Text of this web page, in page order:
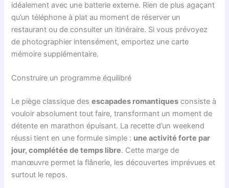
idéalement avec une batterie externe. Rien de plus agaçant
qu’un téléphone à plat au moment de réserver un
restaurant ou de consulter un itinéraire. Si vous prévoyez
de photographier intensément, emportez une carte
mémoire supplémentaire.
Construire un programme équilibré
Le piège classique desescapades romantiques consiste à
vouloir absolument tout faire, transformant un moment de
détente en marathon épuisant. La recette d’un weekend
réussi tient en une formule simple : une activité forte par
jour, complétée de temps libre. Cette marge de
manœuvre permet la flânerie, les découvertes imprévues et
surtout le repos.